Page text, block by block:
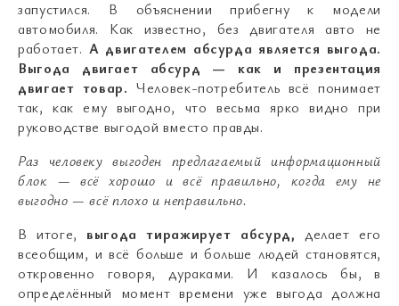
запустился. В объяснении прибегну к модели
автомобиля. Как известно, без двигателя авто не
работает. А двигателем абсурда является выгода.
Выгода двигает абсурд — как и презентация
двигает товар. Человек-потребитель всё понимает
так, как ему выгодно, что весьма ярко видно при
руководстве выгодой вместо правды.
Раз человеку выгоден предлагаемый информационный
блок — всё хорошо и всё правильно, когда ему не
выгодно — всё плохо и неправильно.
В итоге, выгода тиражирует абсурд, делает его
всеобщим, и всё больше и больше людей становятся,
откровенно говоря, дураками. И казалось бы, в
определённый момент времени уже выгода должна